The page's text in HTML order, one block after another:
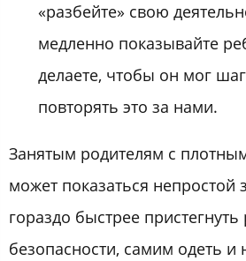
«разбейте» свою
медленно показывайте
делаете, чтобы он мог
повторять это за нами.
Занятым родителям с
может показаться непростой
гораздо быстрее
безопасности, самим одеть и